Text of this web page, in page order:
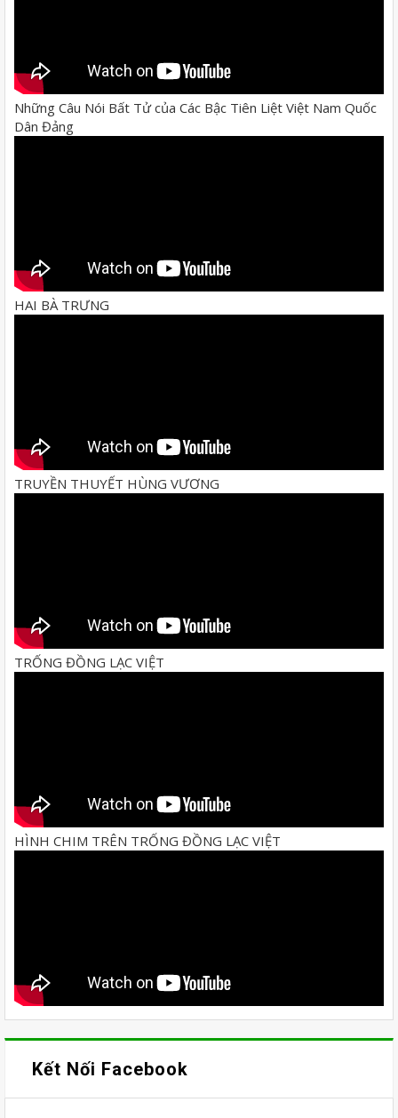
Những Câu Nói Bất Tử của Các Bậc Tiên Liệt Việt Nam Quốc
Dân Đảng
HAI BÀ TRƯNG
TRUYỀN THUYẾT HÙNG VƯƠNG
TRỐNG ĐỒNG LẠC VIỆT
HÌNH CHIM TRÊN TRỐNG ĐỒNG LẠC VIỆT
Kết Nối Facebook